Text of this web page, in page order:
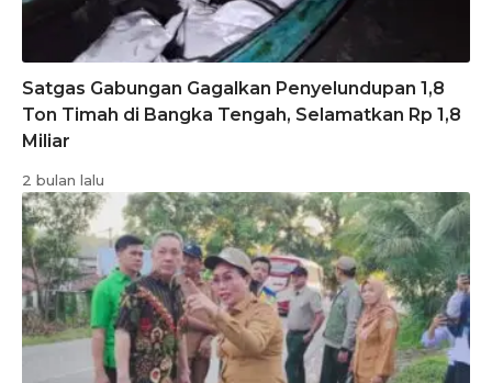
Satgas Gabungan Gagalkan Penyelundupan 1,8
Ton Timah di Bangka Tengah, Selamatkan Rp 1,8
Miliar
2 bulan lalu